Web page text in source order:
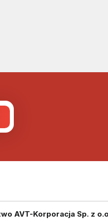
AVT-Korporacja Sp. z